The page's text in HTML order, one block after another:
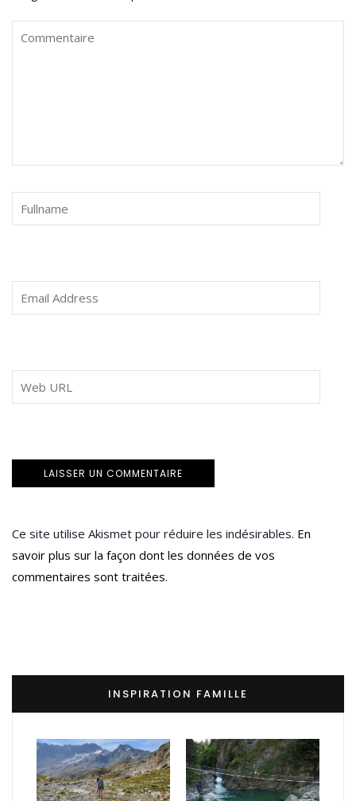
Ce site utilise Akismet pour réduire les indésirables. En
savoir plus sur la façon dont les données de vos
commentaires sont traitées.
INSPIRATION FAMILLE